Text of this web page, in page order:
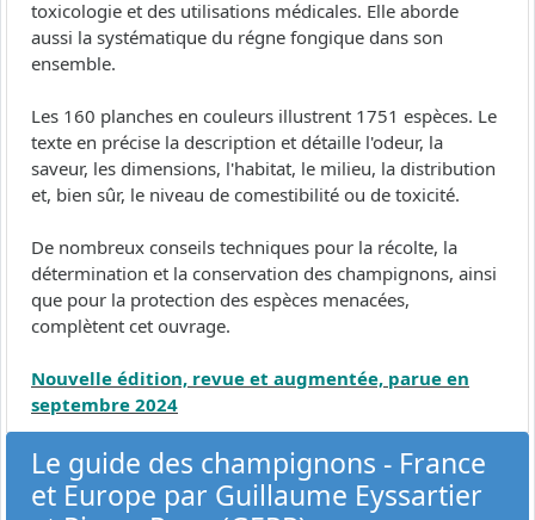
toxicologie et des utilisations médicales. Elle aborde
aussi la systématique du régne fongique dans son
ensemble.
Les 160 planches en couleurs illustrent 1751 espèces. Le
texte en précise la description et détaille l'odeur, la
saveur, les dimensions, l'habitat, le milieu, la distribution
et, bien sûr, le niveau de comestibilité ou de toxicité.
De nombreux conseils techniques pour la récolte, la
détermination et la conservation des champignons, ainsi
que pour la protection des espèces menacées,
complètent cet ouvrage.
Nouvelle édition, revue et augmentée, parue en
septembre 2024
Le guide des champignons - France
et Europe par Guillaume Eyssartier